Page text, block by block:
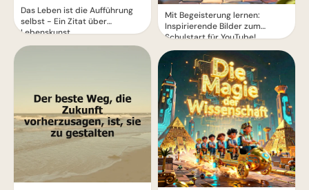
Das Leben ist die Aufführung
selbst - Ein Zitat über
Lebenskunst
Mit Begeisterung lernen:
Inspirierende Bilder zum
Schulstart für YouTube!